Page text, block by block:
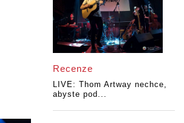
Recenze
LIVE: Thom Artway nechce,
abyste pod...